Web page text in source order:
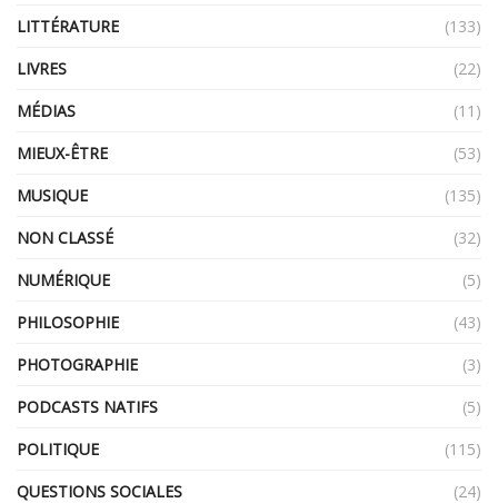
LITTÉRATURE
(133)
LIVRES
(22)
MÉDIAS
(11)
MIEUX-ÊTRE
(53)
MUSIQUE
(135)
NON CLASSÉ
(32)
NUMÉRIQUE
(5)
PHILOSOPHIE
(43)
PHOTOGRAPHIE
(3)
PODCASTS NATIFS
(5)
POLITIQUE
(115)
QUESTIONS SOCIALES
(24)